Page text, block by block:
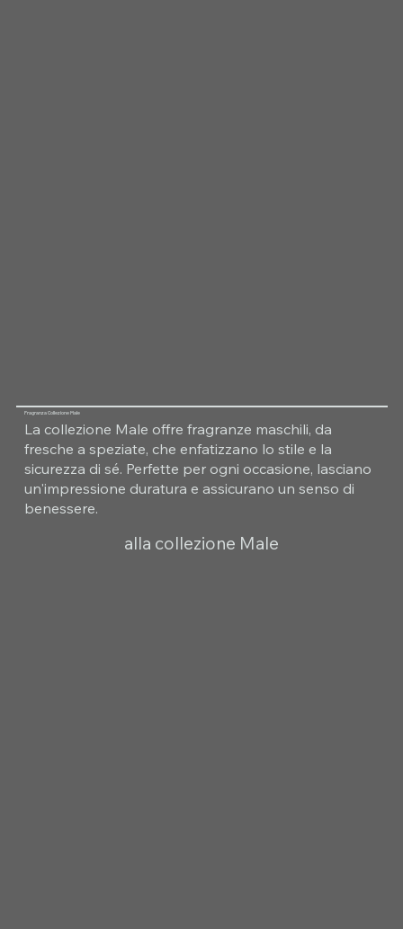
Fragranza Collezione Male
La collezione Male offre fragranze maschili, da
fresche a speziate, che enfatizzano lo stile e la
sicurezza di sé. Perfette per ogni occasione, lasciano
un'impressione duratura e assicurano un senso di
benessere.
alla collezione Male